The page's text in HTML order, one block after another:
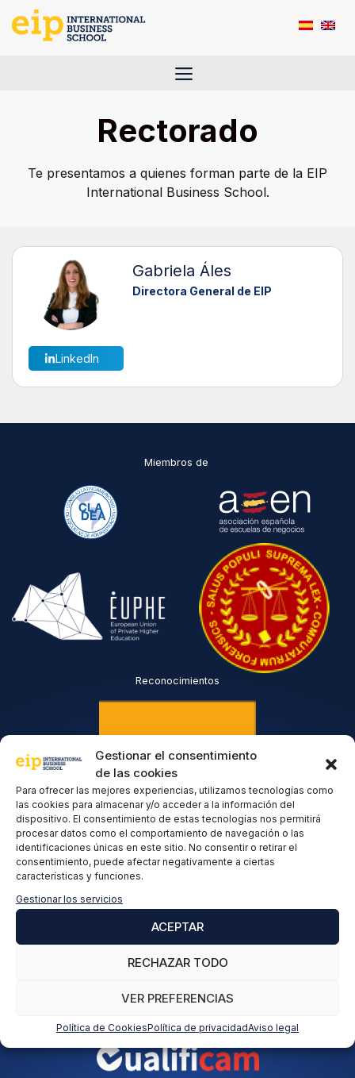
Gestionar el consentimiento
de las cookies
Para ofrecer las mejores experiencias, utilizamos tecnologías como
las cookies para almacenar y/o acceder a la información del
dispositivo. El consentimiento de estas tecnologías nos permitirá
procesar datos como el comportamiento de navegación o las
identificaciones únicas en este sitio. No consentir o retirar el
consentimiento, puede afectar negativamente a ciertas
características y funciones.
Gestionar los servicios
ACEPTAR
RECHAZAR TODO
VER PREFERENCIAS
Política de CookiesPolítica de privacidadAviso legal
Saltar
Menú
Rectorado
Te presentamos a quienes forman parte de la EIP
International Business School.
Gabriela Áles
Directora General de EIP
LinkedIn
Miembros de
Reconocimientos